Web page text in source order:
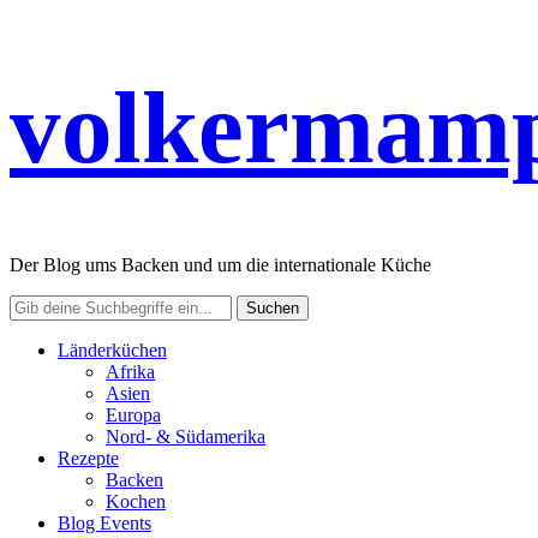
Der Blog ums Backen und um die internationale Küche
Länderküchen
Afrika
Asien
Europa
Nord- & Südamerika
Rezepte
Backen
Kochen
Blog Events